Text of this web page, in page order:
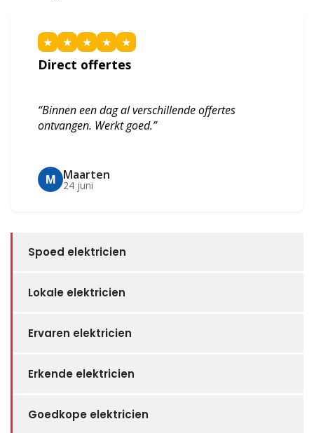
★ ★ ★ ★ ★
Direct offertes
“Binnen een dag al verschillende offertes
ontvangen. Werkt goed.”
M Maarten
24 juni
Spoed elektricien
Lokale elektricien
Ervaren elektricien
Erkende elektricien
Goedkope elektricien